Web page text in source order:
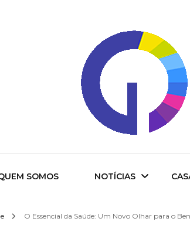
SOMOS NOTÍCIAS
O Essencial da Saúde: Um Novo Olhar para o